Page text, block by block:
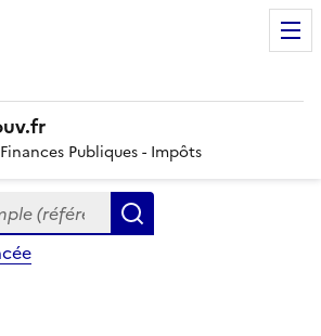
Publiques - Impôts
(références, mots clés, partie du